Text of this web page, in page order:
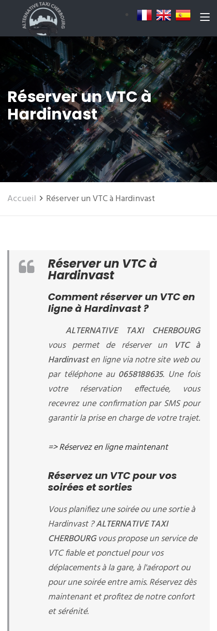
Réserver un VTC à
Hardinvast
Accueil Réserver un VTC à Hardinvast
Réserver un VTC à
Hardinvast
Comment réserver un VTC en
ligne à Hardinvast ?
ALTERNATIVE TAXI CHERBOURG
vous permet de réserver un VTC à
Hardinvasten ligne via notre site web ou
par téléphone au 0658188635. Une fois
votre réservation effectuée, vous
recevrez une confirmation par SMS pour
garantir la prise en charge de votre trajet.
=> Réservez en ligne maintenant
Réservez un VTC pour vos
soirées et sorties
Vous planifiez une soirée ou une sortie à
Hardinvast ?ALTERNATIVE TAXI
CHERBOURGvous propose un service de
VTC fiable et ponctuel pour vos
déplacements à la gare, à l'aéroport ou
pour une soirée entre amis. Réservez dès
maintenant et profitez de notre confort
et sérénité.